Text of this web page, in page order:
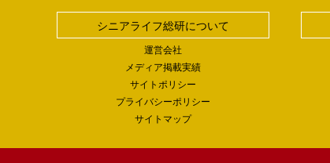
シニアライフ総研について
運営会社
メディア掲載実績
サイトポリシー
プライバシーポリシー
サイトマップ